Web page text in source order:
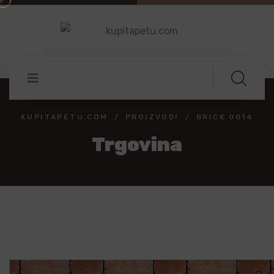
KUPITAPETU.COM PROIZVODI BRICK 0014
Trgovina